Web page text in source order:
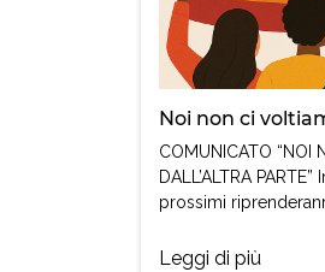
Noi non ci
COMUNICATO “NOI
DALL’ALTRA
prossimi
Leggi di più